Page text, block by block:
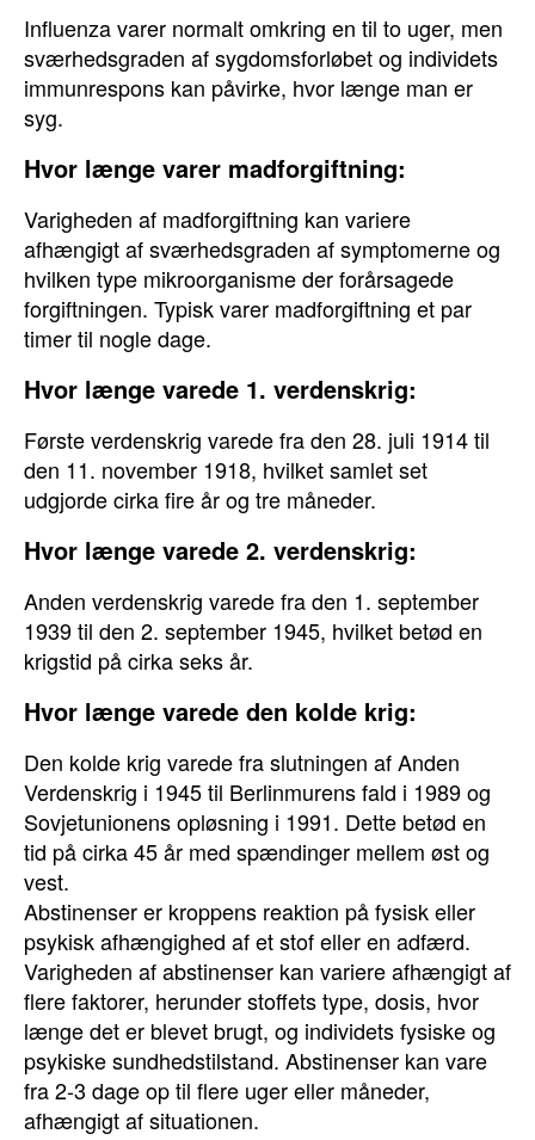
Influenza varer normalt omkring en til to uger, men
sværhedsgraden af sygdomsforløbet og individets
immunrespons kan påvirke, hvor længe man er
syg.
Hvor længe varer madforgiftning:
Varigheden af madforgiftning kan variere
afhængigt af sværhedsgraden af symptomerne og
hvilken type mikroorganisme der forårsagede
forgiftningen. Typisk varer madforgiftning et par
timer til nogle dage.
Hvor længe varede 1. verdenskrig:
Første verdenskrig varede fra den 28. juli 1914 til
den 11. november 1918, hvilket samlet set
udgjorde cirka fire år og tre måneder.
Hvor længe varede 2. verdenskrig:
Anden verdenskrig varede fra den 1. september
1939 til den 2. september 1945, hvilket betød en
krigstid på cirka seks år.
Hvor længe varede den kolde krig:
Den kolde krig varede fra slutningen af Anden
Verdenskrig i 1945 til Berlinmurens fald i 1989 og
Sovjetunionens opløsning i 1991. Dette betød en
tid på cirka 45 år med spændinger mellem øst og
vest.
Abstinenser er kroppens reaktion på fysisk eller
psykisk afhængighed af et stof eller en adfærd.
Varigheden af abstinenser kan variere afhængigt af
flere faktorer, herunder stoffets type, dosis, hvor
længe det er blevet brugt, og individets fysiske og
psykiske sundhedstilstand. Abstinenser kan vare
fra 2-3 dage op til flere uger eller måneder,
afhængigt af situationen.